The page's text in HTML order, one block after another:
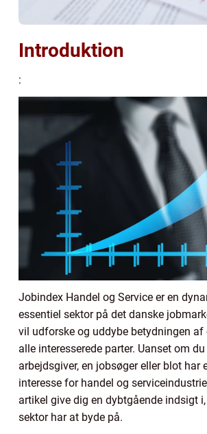
Introduktion
:
Jobindex Handel og Service er en
essentiel sektor på det danske
vil udforske og uddybe betydningen af
alle interesserede parter. Uanset om
arbejdsgiver, en jobsøger eller blot har
interesse for handel og
artikel give dig en dybtgående indsigt
sektor har at byde på.